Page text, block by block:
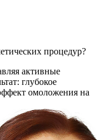
процедур?
активные
глубокое
омоложения на